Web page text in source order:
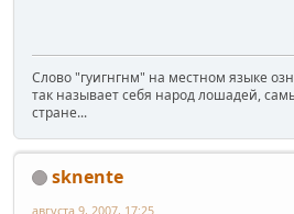
Слово "гуигнгнм" на местном языке
так называет себя народ лошадей,
стране...
sknente
августа 9, 2007, 17:25